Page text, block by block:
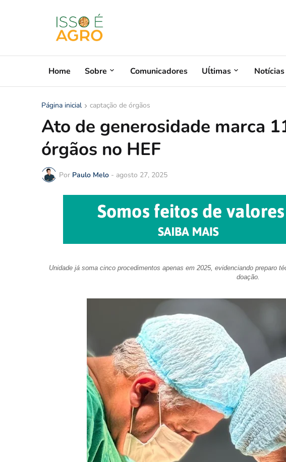
Home Sobre Comunicadores Uĺtimas Notícias
Página inicial captação de órgãos
Ato de generosidade marca
órgãos no HEF
Por Paulo Melo - agosto 27, 2025
Unidade já soma cinco procedimentos apenas em 2025, evidenciando preparo
doação.